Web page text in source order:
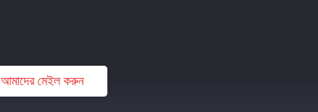
আমাদের মেইল ​​করুন